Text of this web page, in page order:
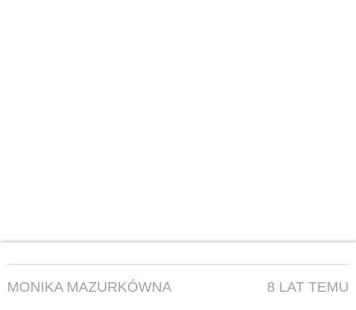
MONIKA MAZURKÓWNA 8 LAT TEMU